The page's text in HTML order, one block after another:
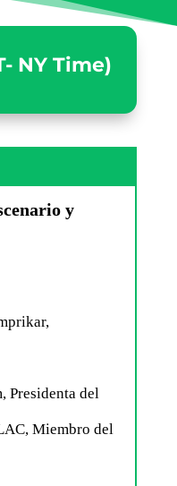
NY Time)
y
Presidenta del
Miembro del